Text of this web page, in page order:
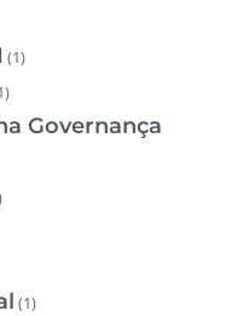
(1)
Governança
(1)